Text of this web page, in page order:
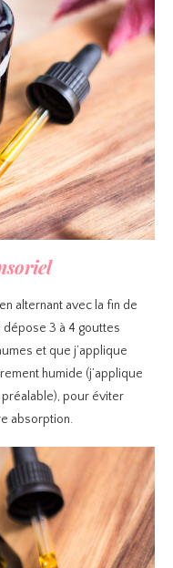
alternant avec la fin de
dépose 3 à 4 gouttes
et que j’applique
humide (j’applique
pour éviter
absorption.